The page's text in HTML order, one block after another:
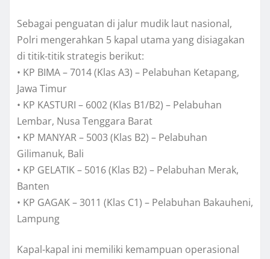
Sebagai penguatan di jalur mudik laut nasional,
Polri mengerahkan 5 kapal utama yang disiagakan
di titik-titik strategis berikut:
• KP BIMA – 7014 (Klas A3) – Pelabuhan Ketapang,
Jawa Timur
• KP KASTURI – 6002 (Klas B1/B2) – Pelabuhan
Lembar, Nusa Tenggara Barat
• KP MANYAR – 5003 (Klas B2) – Pelabuhan
Gilimanuk, Bali
• KP GELATIK – 5016 (Klas B2) – Pelabuhan Merak,
Banten
• KP GAGAK – 3011 (Klas C1) – Pelabuhan Bakauheni,
Lampung
Kapal-kapal ini memiliki kemampuan operasional